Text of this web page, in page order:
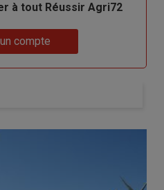
à tout Réussir Agri72
compte